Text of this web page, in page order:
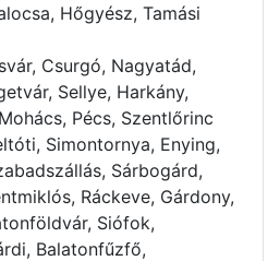
Hőgyész, Tamási
Csurgó, Nagyatád,
Sellye, Harkány,
Pécs, Szentlőrinc
Simontornya, Enying,
Sárbogárd,
Ráckeve, Gárdony,
Siófok,
Balatonfűzfő,